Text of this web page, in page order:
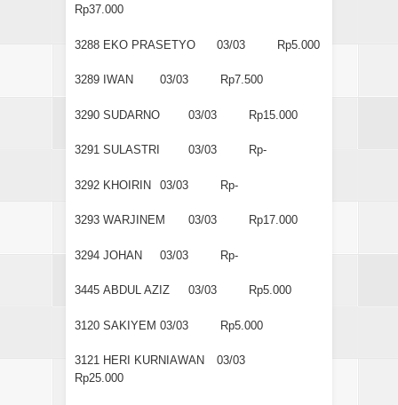
Rp37.000
3288 EKO PRASETYO 03/03 Rp5.000
3289 IWAN 03/03 Rp7.500
3290 SUDARNO 03/03 Rp15.000
3291 SULASTRI 03/03 Rp-
3292 KHOIRIN 03/03 Rp-
3293 WARJINEM 03/03 Rp17.000
3294 JOHAN 03/03 Rp-
3445 ABDUL AZIZ 03/03 Rp5.000
3120 SAKIYEM 03/03 Rp5.000
3121 HERI KURNIAWAN
03/03
Rp25.000